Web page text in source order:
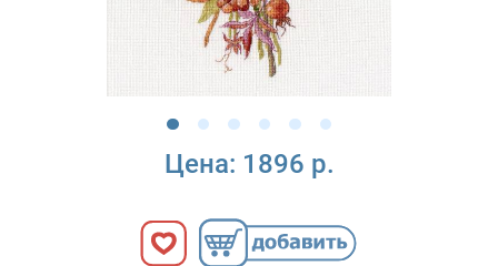
Цена: 1896 р.